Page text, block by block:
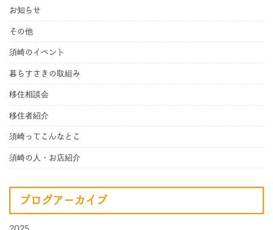
お知らせ
その他
須崎のイベント
暮らすさきの取組み
移住相談会
移住者紹介
須崎ってこんなとこ
須崎の人・お店紹介
ブログアーカイブ